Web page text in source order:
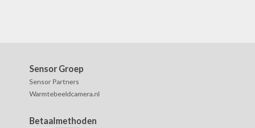
Sensor Groep
Sensor Partners
Warmtebeeldcamera.nl
Betaalmethoden